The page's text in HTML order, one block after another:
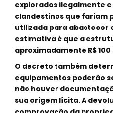
explorados ilegalmente
clandestinos que fariam
utilizada para abastecer
estimativa é que a
aproximadamente R$
O decreto também
equipamentos poderão
não houver
sua origem lícita. A